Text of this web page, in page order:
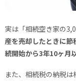
実は「相続空き家の
産を売却したときに
続開始から3年10ヶ月
また、相続税の納税は